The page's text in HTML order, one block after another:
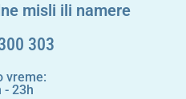
misli ili namere
303
vreme:
- 23h